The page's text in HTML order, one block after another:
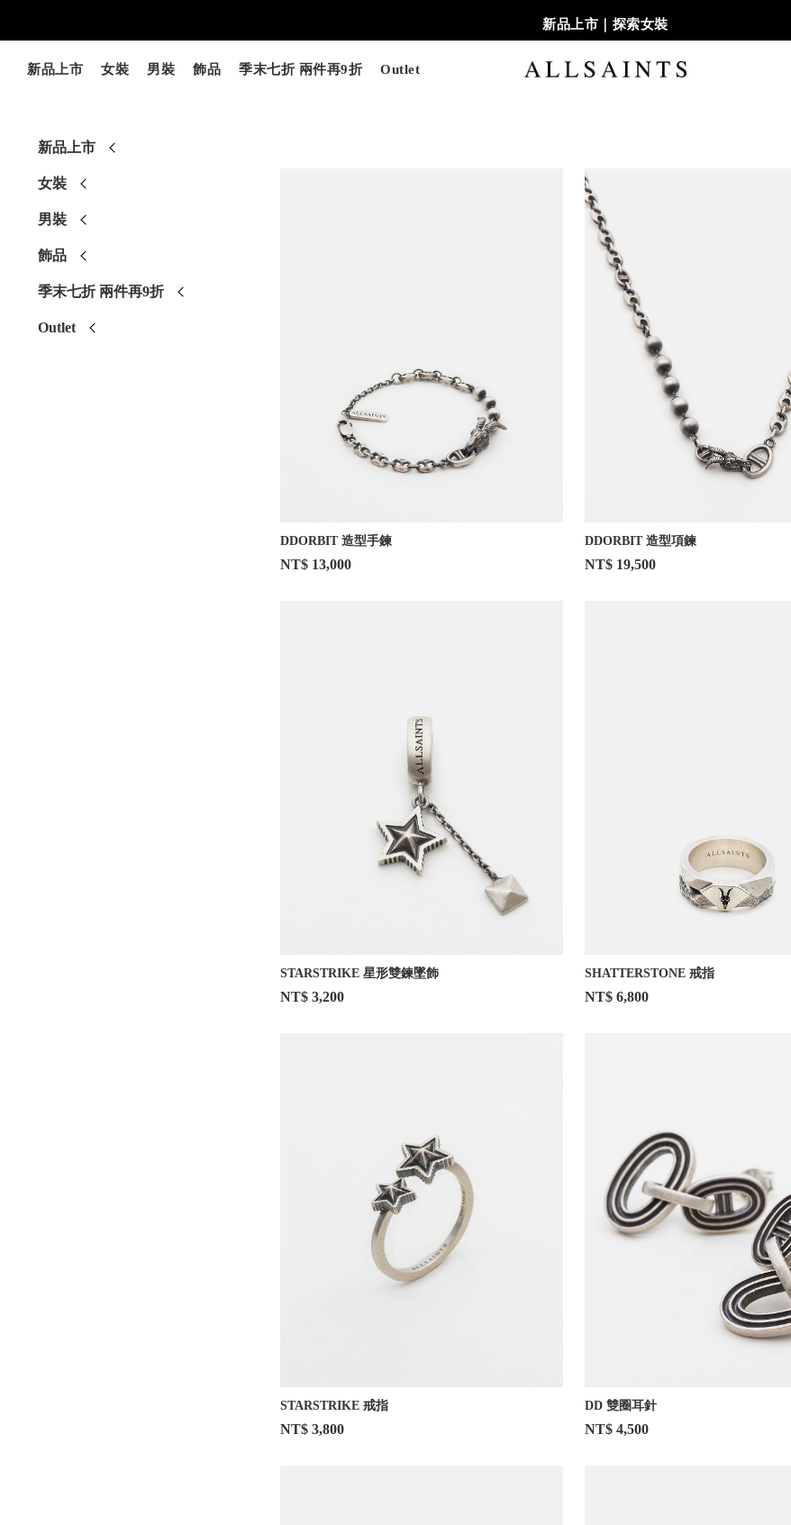
新品上市｜探索女裝
新品上市 女裝 男裝 飾品 季末七折 兩件再9折 Outlet
新品上市
女裝
男裝
飾品
季末七折 兩件再9折
Outlet
DDORBIT 造型手鍊
NT$ 13,000
DDORBIT 造型項鍊
NT$ 19,500
STARSTRIKE 星形雙鍊墜飾
NT$ 3,200
SHATTERSTONE 戒指
NT$ 6,800
STARSTRIKE 戒指
NT$ 3,800
DD 雙圈耳針
NT$ 4,500